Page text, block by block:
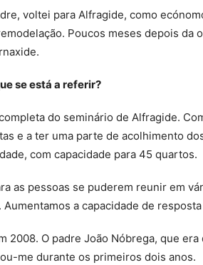
voltei para Alfragide, como
Poucos meses depois da
se está a referir?
do seminário de Alfragide.
e a ter uma parte de acolhimento
com capacidade para 45 quartos.
as pessoas se puderem reunir em
a capacidade de
2008. O padre João Nóbrega, que
me durante os primeiros dois anos.